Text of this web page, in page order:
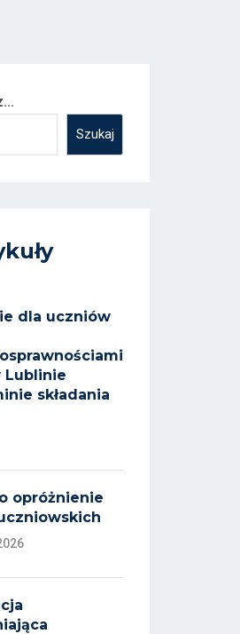
Szukaj
dla uczniów
Lublinie
składania
opróżnienie